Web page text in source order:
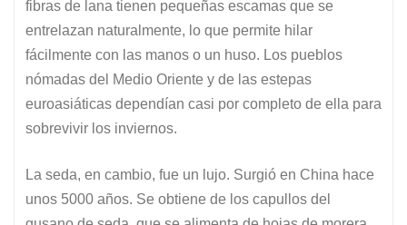
fibras de lana tienen pequeñas escamas que se
entrelazan naturalmente, lo que permite hilar
fácilmente con las manos o un huso. Los pueblos
nómadas del Medio Oriente y de las estepas
euroasiáticas dependían casi por completo de ella para
sobrevivir los inviernos.
La seda, en cambio, fue un lujo. Surgió en China hace
unos 5000 años. Se obtiene de los capullos del